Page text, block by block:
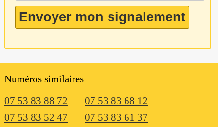
Numéros similaires
07 53 83 88 72
07 53 83 68 12
07 53 83 52 47
07 53 83 61 37